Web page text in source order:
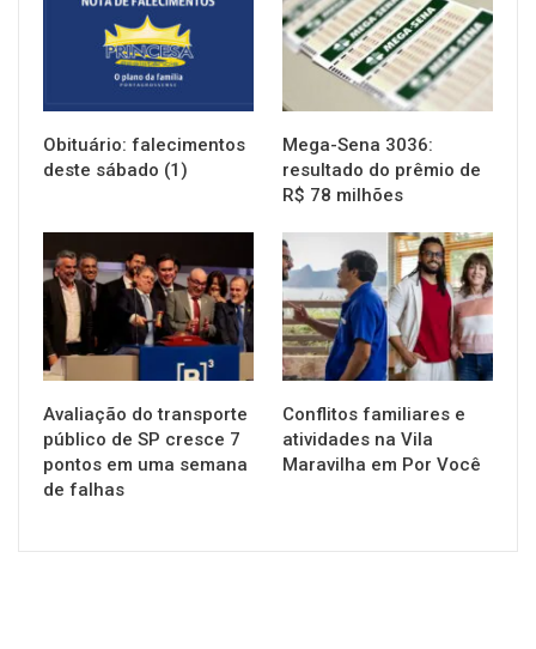
Obituário: falecimentos
deste sábado (1)
Mega-Sena 3036:
resultado do prêmio de
R$ 78 milhões
NOTÍCIAS
Avaliação do transporte
público de SP cresce 7
pontos em uma semana
de falhas
NOTÍCIAS
Conflitos familiares e
atividades na Vila
Maravilha em Por Você